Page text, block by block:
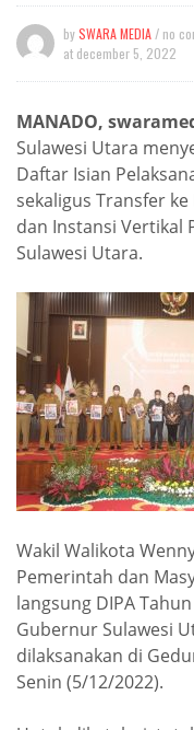
bySWARA MEDIA / no
at december 5, 2022
MANADO,
Sulawesi Utara
Daftar Isian
sekaligus Transfer
dan Instansi Vertikal
Sulawesi Utara.
Wakil Walikota
Pemerintah dan
langsung DIPA
Gubernur Sulawesi
dilaksanakan di
Senin (5/12/2022).